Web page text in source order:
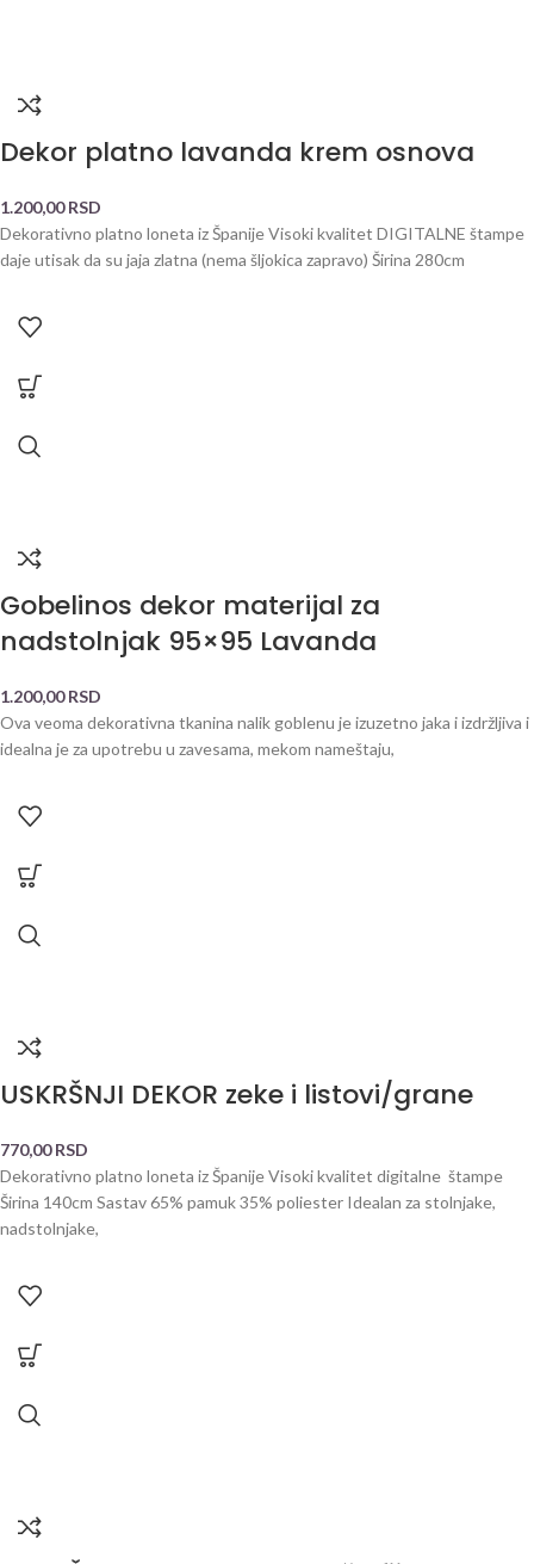
Dekor platno lavanda krem osnova
1.200,00RSD
Dekorativno platno loneta iz Španije Visoki kvalitet DIGITALNE štampe
daje utisak da su jaja zlatna (nema šljokica zapravo) Širina 280cm
Gobelinos dekor materijal za
nadstolnjak 95×95 Lavanda
1.200,00RSD
Ova veoma dekorativna tkanina nalik goblenu je izuzetno jaka i izdržljiva i
idealna je za upotrebu u zavesama, mekom nameštaju,
USKRŠNJI DEKOR zeke i listovi/grane
770,00RSD
Dekorativno platno loneta iz Španije Visoki kvalitet digitalne štampe
Širina 140cm Sastav 65% pamuk 35% poliester Idealan za stolnjake,
nadstolnjake,